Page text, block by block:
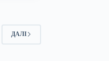
ДАЛІ